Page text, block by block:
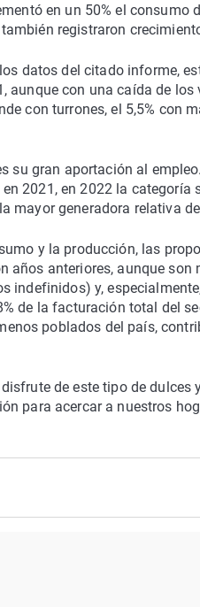
en un 50% el
registraron
datos del citado informe,
aunque con una caída de
con turrones, el 5,5% con
su gran aportación al
2021, en 2022 la
mayor generadora relativa
y la producción, las
años anteriores, aunque
indefinidos) y,
de la facturación total del
poblados del país,
de este tipo de dulces
para acercar a nuestros